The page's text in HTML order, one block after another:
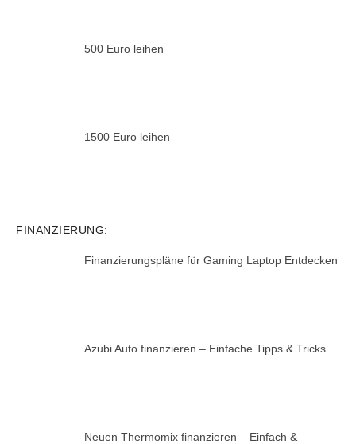
500 Euro leihen
1500 Euro leihen
FINANZIERUNG:
Finanzierungspläne für Gaming Laptop Entdecken
Azubi Auto finanzieren – Einfache Tipps & Tricks
Neuen Thermomix finanzieren – Einfach &